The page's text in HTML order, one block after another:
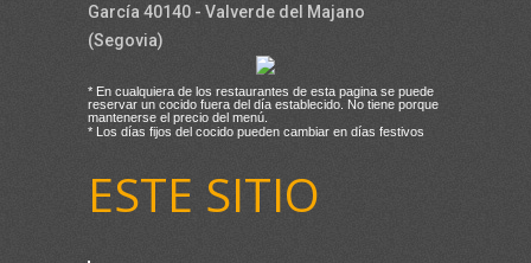
García 40140 - Valverde del Majano
(Segovia)
* En cualquiera de los restaurantes de esta pagina se puede
reservar un cocido fuera del día establecido. No tiene porque
mantenerse el precio del menú.
* Los días fijos del cocido pueden cambiar en días festivos
ESTE SITIO